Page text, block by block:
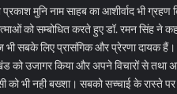
प्रकाश मुनि नाम साहब का आशीर्वाद भी ग्रहण
को सम्बोधित करते हुए डॉ. रमन सिंह ने
सबके लिए प्रासंगिक और प्रेरणा दायक
को उजागर किया और अपने विचारों से तथा
को भी नही बख्शा। सबको सच्चाई के रास्ते